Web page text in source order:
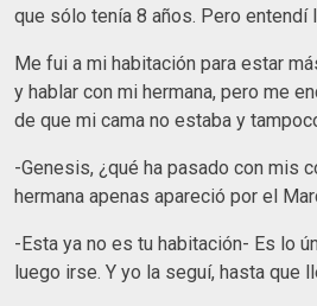
que sólo tenía 8 años. Pero entendí
Me fui a mi habitación para estar
y hablar con mi hermana, pero me
de que mi cama no estaba y
-Genesis, ¿qué ha pasado con mis
hermana apenas apareció por el
-Esta ya no es tu habitación- Es lo
luego irse. Y yo la seguí, hasta que